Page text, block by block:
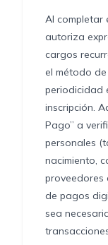
Al completar
autoriza
cargos
el método
periodicidad
inscripción.
Pago” a
personales
nacimiento,
proveedores
de pagos
sea